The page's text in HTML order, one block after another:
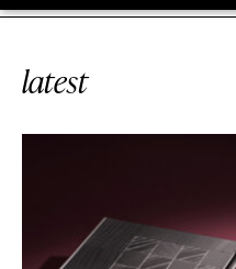
latest